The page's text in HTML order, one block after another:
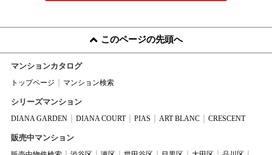
このページの先頭へ
マンションカタログ
トップページ マンション検索
シリーズマンション
DIANA GARDEN DIANA COURT PIAS ART BLANC CRESCENT
販売中マンション